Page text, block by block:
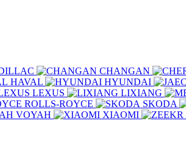
CHANGAN
HAVAL HYUNDAI
LEXUS LIXIANG
ROLLS-ROYCE SKODA
VOYAH XIAOMI